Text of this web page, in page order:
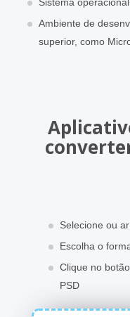
Ambiente de
superior, como
Selecione ou
Escolha o
Clique no
PSD